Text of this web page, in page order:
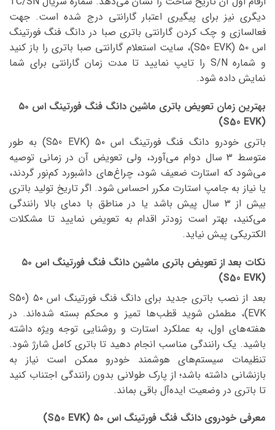
دیگری نیز برای پیگیری اعتبار گارانتی درج شده است. جهت
فعالسازی و چک کردن گارانتی باتری صبا در دانگ فنگ فورتینگ
اس ۵۰ (S50 EVK)، سایت استعلام گارانتی صبا باتری را باز کنید
و شماره S/N را تایپ نمایید تا مدت زمان گارانتی برای شما
نمایش داده شود.
بهترین زمان تعویض باتری ماشین دانگ فنگ فورتینگ اس ۵۰
(S50 EVK)
باتری خودرو دانگ فنگ فورتینگ اس ۵۰ (S50 EVK) به طور
متوسط ۳ سال دوام می‌آورد، ولی تعویض آن در زمانی توصیه
می‌شود که استارت ضعیف شود، چراغ‌های داشبورد کم‌نور گردند،
یا نیاز به جامپ استارت مکرر احساس شود. اگر تاریخ تولید باتری
بیش از ۳ سال پیش باشد یا در مناطق با دمای بالا رانندگی
می‌کنید، بهتر است زودتر اقدام به تعویض نمایید تا مشکلات
الکتریکی پیش نیاید.
نکات بعد از تعویض باتری ماشین دانگ فنگ فورتینگ اس ۵۰
(S50 EVK)
بعد از نصب باتری جدید برای دانگ فنگ فورتینگ اس ۵۰ (S50
EVK)، مطمئن شوید قطب‌ها تمیز و محکم بسته شده‌اند. در
هفته‌های اول، به عملکرد استارت و روشنایی توجه ویژه داشته
باشید. یک رانندگی مناسب انجام دهید تا باتری کامل شارژ شود.
تنظیمات سیستم‌های هوشمند خودرو ممکن است نیاز به
بازنشانی داشته باشد؛ از پارک طولانی بدون رانندگی اجتناب کنید
تا باتری در وضعیت ایده‌آل باقی بماند.
معرفی خودروی دانگ فنگ فورتینگ اس ۵۰ (S50 EVK)